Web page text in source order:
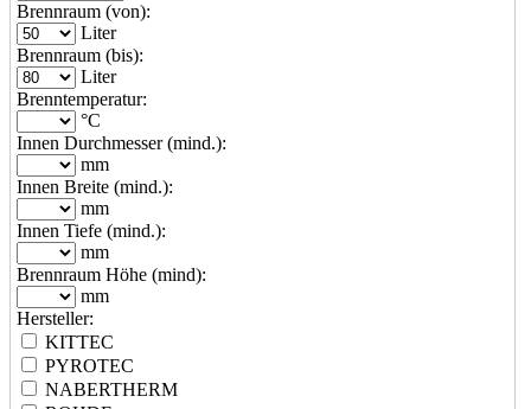
Brennraum (von):
Liter
Brennraum (bis):
Liter
Brenntemperatur:
°C
Innen Durchmesser (mind.):
mm
Innen Breite (mind.):
mm
Innen Tiefe (mind.):
mm
Brennraum Höhe (mind):
mm
Hersteller:
KITTEC
PYROTEC
NABERTHERM